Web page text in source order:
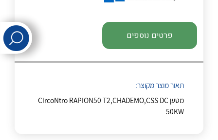
לכל מוצרי היצרן
פרטים נוספים
תאור מוצר מקוצר:
מטען CircoNtro RAPION50 T2,CHADEMO,CSS DC
50KW